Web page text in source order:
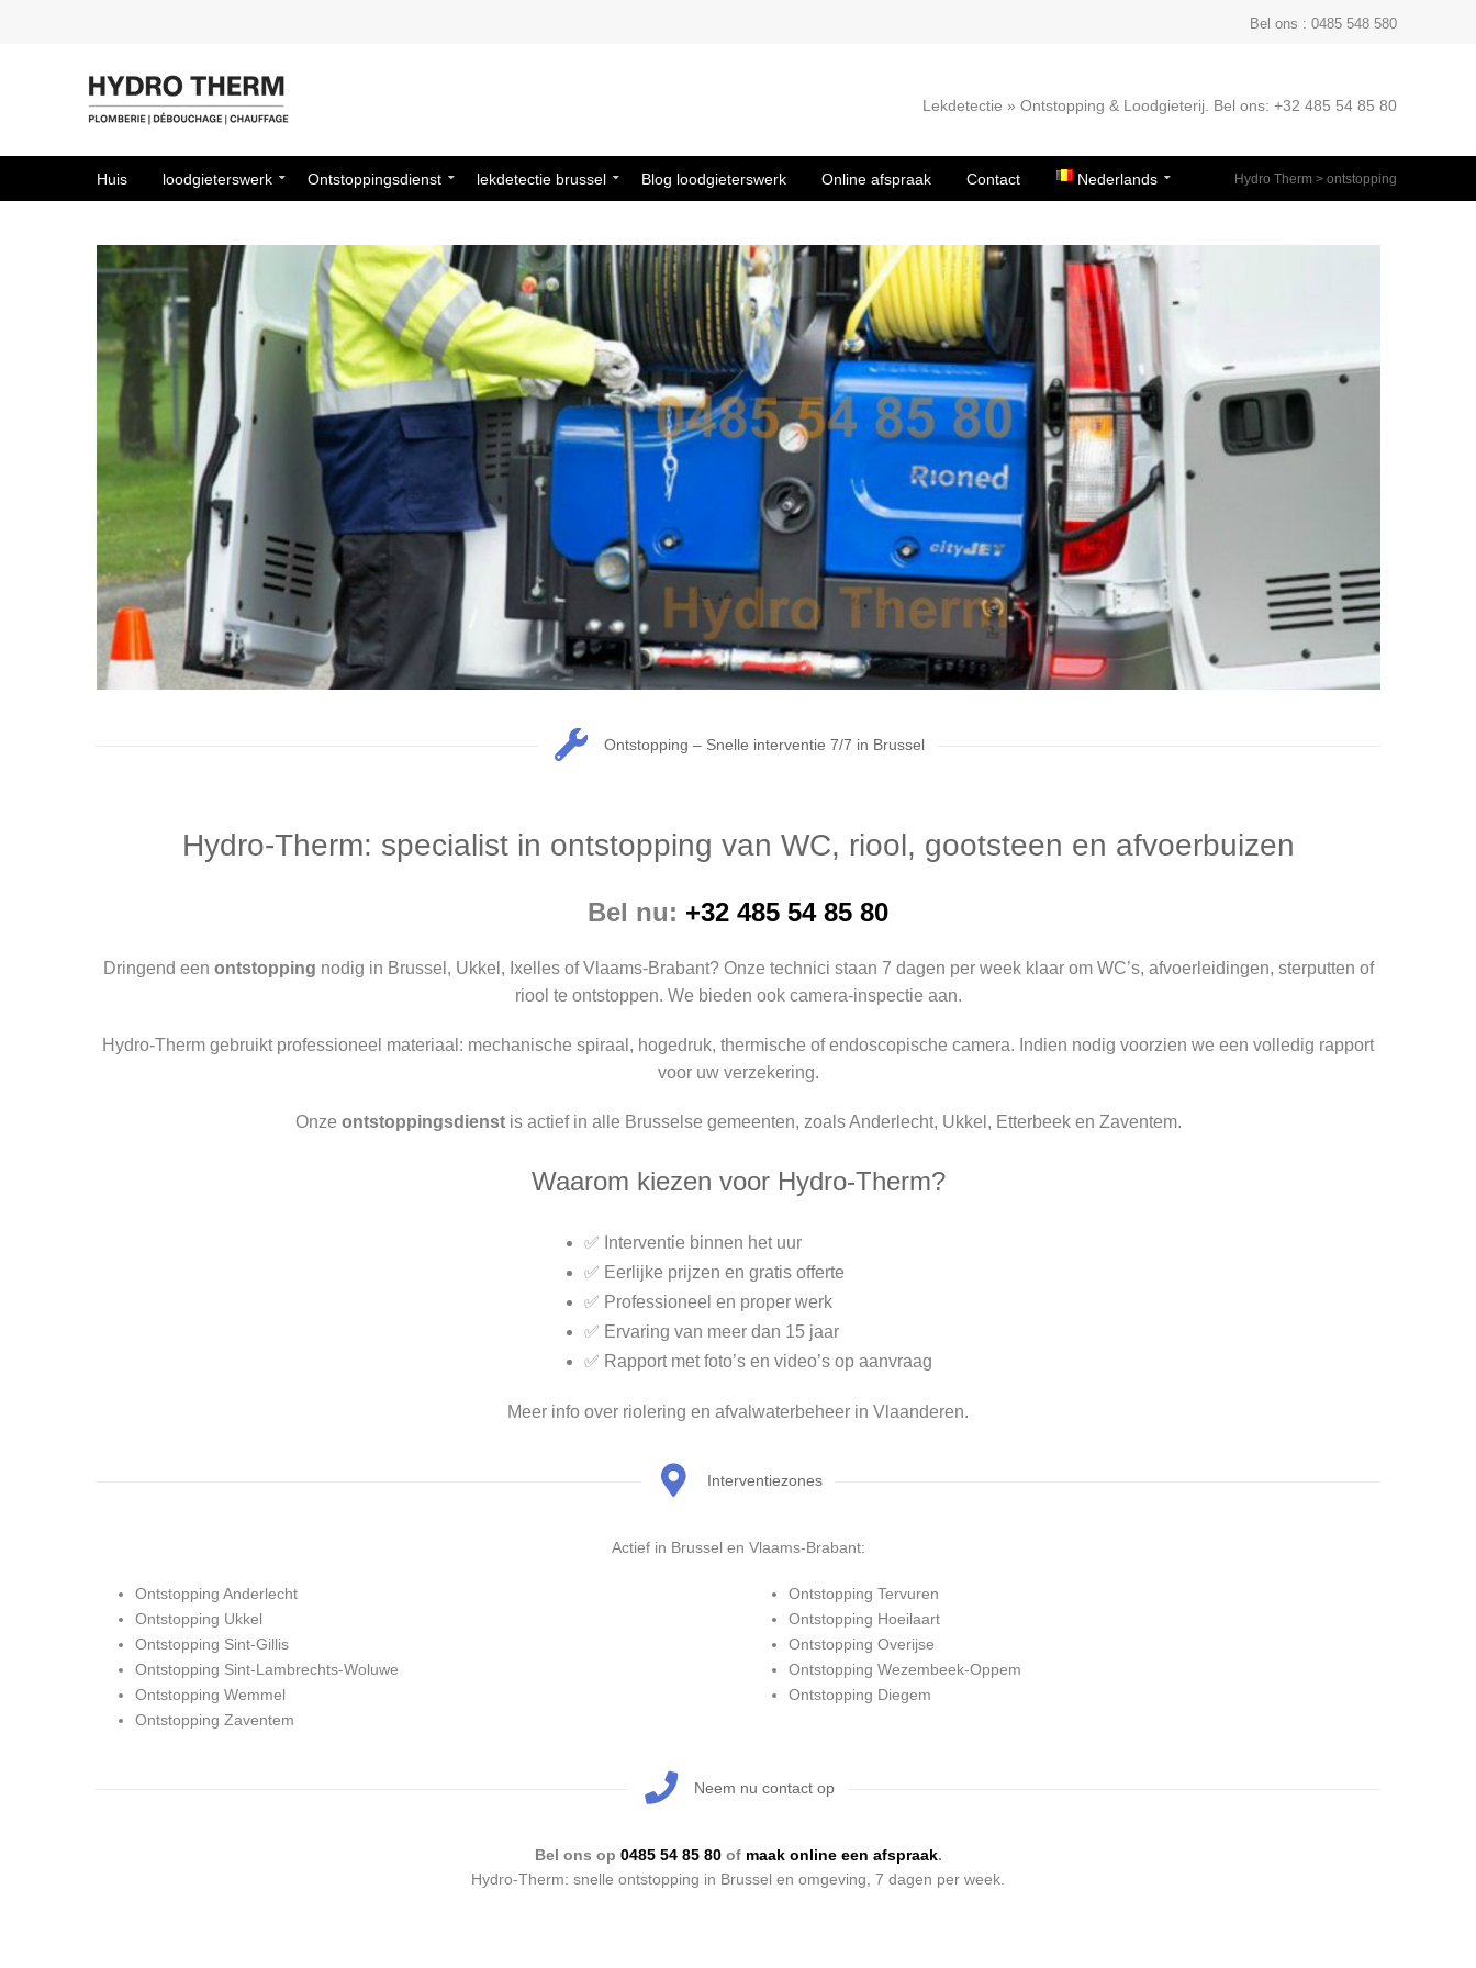
Bel ons : 0485 548 580
Lekdetectie » Ontstopping & Loodgieterij. Bel ons: +32 485 54 85 80
Hydro Therm > ontstopping
Huis loodgieterswerk Ontstoppingsdienst lekdetectie brussel Blog loodgieterswerk Online afspraak Contact Nederlands
Ontstopping – Snelle interventie 7/7 in Brussel
Hydro-Therm: specialist in ontstopping van WC, riool, gootsteen en afvoerbuizen
Bel nu: +32 485 54 85 80
Dringend een ontstopping nodig in Brussel, Ukkel, Ixelles of Vlaams-Brabant? Onze technici staan 7 dagen per week klaar om WC’s, afvoerleidingen, sterputten of
riool te ontstoppen. We bieden ook camera-inspectie aan.
Hydro-Therm gebruikt professioneel materiaal: mechanische spiraal, hogedruk, thermische of endoscopische camera. Indien nodig voorzien we een volledig rapport
voor uw verzekering.
Onze ontstoppingsdienstis actief in alle Brusselse gemeenten, zoals Anderlecht, Ukkel, Etterbeek en Zaventem.
Waarom kiezen voor Hydro-Therm?
✅ Interventie binnen het uur
✅ Eerlijke prijzen en gratis offerte
✅ Professioneel en proper werk
✅ Ervaring van meer dan 15 jaar
✅ Rapport met foto’s en video’s op aanvraag
Meer info over riolering en afvalwaterbeheer in Vlaanderen.
Interventiezones
Actief in Brussel en Vlaams-Brabant:
Ontstopping Anderlecht
Ontstopping Ukkel
Ontstopping Sint-Gillis
Ontstopping Sint-Lambrechts-Woluwe
Ontstopping Wemmel
Ontstopping Zaventem
Ontstopping Tervuren
Ontstopping Hoeilaart
Ontstopping Overijse
Ontstopping Wezembeek-Oppem
Ontstopping Diegem
Neem nu contact op
Bel ons op 0485 54 85 80of maak online een afspraak.
Hydro-Therm: snelle ontstopping in Brussel en omgeving, 7 dagen per week.